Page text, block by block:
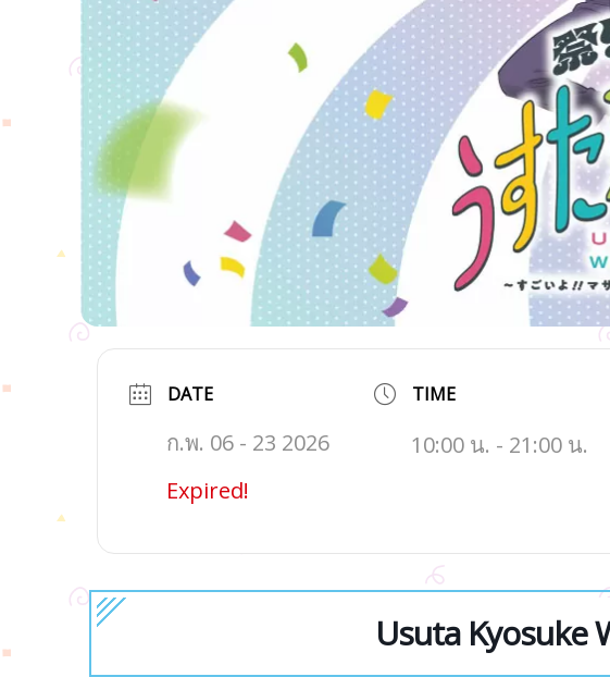
DATE
ก.พ. 06 - 23 2026
Expired!
TIME
10:00 น. - 21:00 น.
Usuta Kyosuke